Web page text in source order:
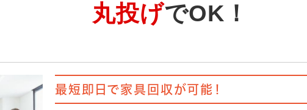
丸投げでOK！
最短即日で家具回収が可能！